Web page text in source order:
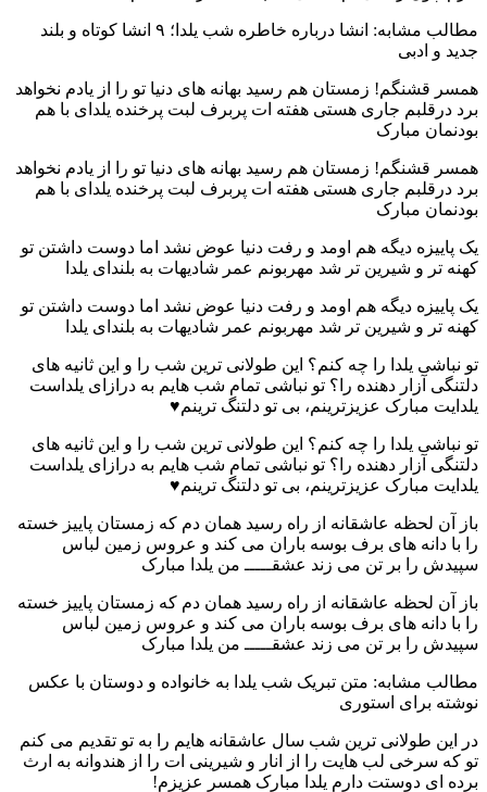
مطالب مشابه: انشا درباره خاطره شب یلدا؛ ۹ انشا کوتاه و بلند
جدید و ادبی
همسر قشنگم! زمستان هم رسید بهانه های دنیا تو را از یادم نخواهد
برد درقلبم جاری هستی هفته ات پربرف لبت پرخنده یلدای با هم
بودنمان مبارک
همسر قشنگم! زمستان هم رسید بهانه های دنیا تو را از یادم نخواهد
برد درقلبم جاری هستی هفته ات پربرف لبت پرخنده یلدای با هم
بودنمان مبارک
یک پاییزه دیگه هم اومد و رفت دنیا عوض نشد اما دوست داشتن تو
کهنه تر و شیرین تر شد مهربونم عمر شادیهات به بلندای یلدا
یک پاییزه دیگه هم اومد و رفت دنیا عوض نشد اما دوست داشتن تو
کهنه تر و شیرین تر شد مهربونم عمر شادیهات به بلندای یلدا
تو نباشی یلدا را چه کنم؟ این طولانی ترین شب را و این ثانیه های
دلتنگی آزار دهنده را؟ تو نباشی تمام شب هایم به درازای یلداست
یلدایت مبارک عزیزترینم، بی تو دلتنگ ترینم♥️
تو نباشی یلدا را چه کنم؟ این طولانی ترین شب را و این ثانیه های
دلتنگی آزار دهنده را؟ تو نباشی تمام شب هایم به درازای یلداست
یلدایت مبارک عزیزترینم، بی تو دلتنگ ترینم♥️
باز آن لحظه عاشقانه از راه رسید همان دم که زمستان پاییز خسته
را با دانه های برف بوسه باران می کند و عروس زمین لباس
سپیدش را بر تن می زند عشقـــــ من یلدا مبارک
باز آن لحظه عاشقانه از راه رسید همان دم که زمستان پاییز خسته
را با دانه های برف بوسه باران می کند و عروس زمین لباس
سپیدش را بر تن می زند عشقـــــ من یلدا مبارک
مطالب مشابه: متن تبریک شب یلدا به خانواده و دوستان با عکس
نوشته برای استوری
در این طولانی ترین شب سال عاشقانه هایم را به تو تقدیم می کنم
تو که سرخی لب هایت را از انار و شیرینی ات را از هندوانه به ارث
برده ای دوستت دارم یلدا مبارک همسر عزیزم!